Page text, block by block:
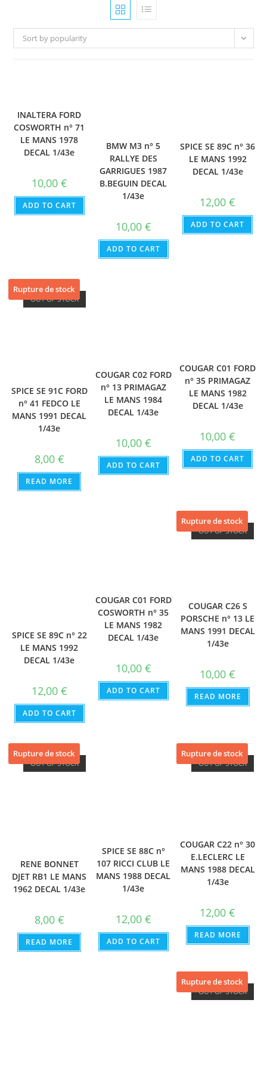
Sort by popularity
INALTERA FORD
COSWORTH n° 71
LE MANS 1978
DECAL 1/43e
10,00 €
ADD TO CART
BMW M3 n° 5
RALLYE DES
GARRIGUES 1987
B.BEGUIN DECAL
1/43e
10,00 €
ADD TO CART
SPICE SE 89C n° 36
LE MANS 1992
DECAL 1/43e
12,00€
ADD TO CART
Rupture de stock
OUT OF STOCK
SPICE SE 91C FORD
n° 41 FEDCO LE
MANS 1991 DECAL
1/43e
8,00 €
READ MORE
COUGAR C02 FORD
n° 13 PRIMAGAZ
LE MANS 1984
DECAL 1/43e
10,00 €
ADD TO CART
COUGAR C01 FORD
n° 35 PRIMAGAZ
LE MANS 1982
DECAL 1/43e
10,00€
ADD TO CART
SPICE SE 89C n° 22
LE MANS 1992
DECAL 1/43e
12,00 €
ADD TO CART
COUGAR C01 FORD
COSWORTH n° 35
LE MANS 1982
DECAL 1/43e
10,00 €
ADD TO CART
Rupture de stock
OUT OF STOCK
COUGAR C26 S
PORSCHE n° 13 LE
MANS 1991 DECAL
1/43e
10,00€
READ MORE
Rupture de stock
OUT OF STOCK
RENE BONNET
DJET RB1 LE MANS
1962 DECAL 1/43e
8,00 €
READ MORE
SPICE SE 88C n°
107 RICCI CLUB LE
MANS 1988 DECAL
1/43e
12,00 €
ADD TO CART
Rupture de stock
OUT OF STOCK
COUGAR C22 n° 30
E.LECLERC LE
MANS 1988 DECAL
1/43e
12,00€
READ MORE
Rupture de stock
OUT OF STOCK